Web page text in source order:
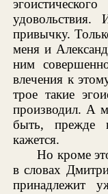
привычку.
меня и
ним
влечения к
трое такие
производил. А
быть, прежде
кажется.
Но кроме
в словах
принадлежит